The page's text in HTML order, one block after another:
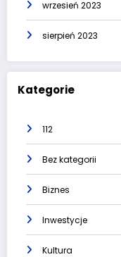
wrzesień 2023
sierpień 2023
Kategorie
112
Bez kategorii
Biznes
Inwestycje
Kultura